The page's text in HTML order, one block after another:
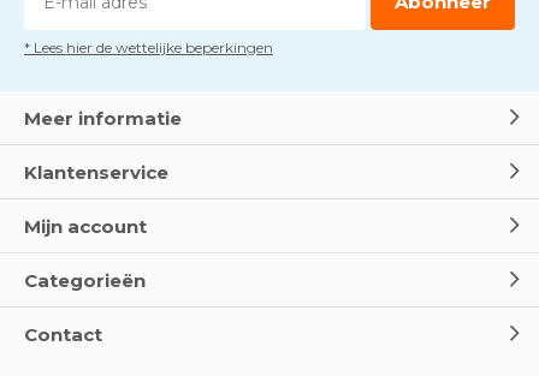
Dag van de BHV - Als elke
Oogspoel flessen en
* Lees hier de wettelijke beperkingen
Meer informatie
Klantenservice
Mijn account
Categorieën
Contact